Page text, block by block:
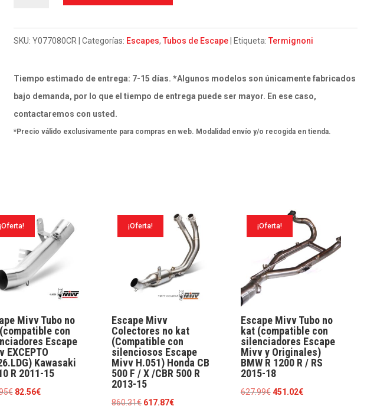
Yamaha
Y077080Cr
cantidad
SKU:Y077080CR Categorías: Escapes,Tubos de Escape Etiqueta:Termignoni
Tiempo estimado de entrega: 7-15 días. *Algunos modelos son únicamente fabricados
bajo demanda, por lo que el tiempo de entrega puede ser mayor. En ese caso,
contactaremos con usted.
*Precio válido exclusivamente para compras en web. Modalidad envío y/o recogida en tienda.
¡Oferta!
Mivv Tubo no
con
Escape
EXCEPTO
Kawasaki
R 2011-15
€ El
82.56€El
¡Oferta!
Escape Mivv
Colectores no kat
(Compatible con
silenciosos Escape
Mivv H.051) Honda CB
500 F / X /CBR 500 R
2013-15
860.31€ El
617.87€El
¡Oferta!
Escape Mivv Tubo no
kat (compatible con
silenciadores Escape
Mivv y Originales)
BMW R 1200 R / RS
2015-18
627.99€ El
451.02€El